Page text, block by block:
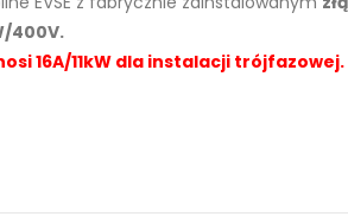
400V.
16A/11kW dla instalacji trójfazowej.